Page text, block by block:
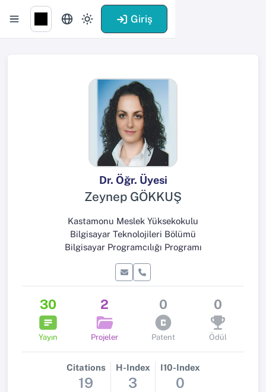
Giriş
Dr. Öğr. Üyesi
Zeynep GÖKKUŞ
Kastamonu Meslek Yüksekokulu
Bilgisayar Teknolojileri Bölümü
Bilgisayar Programcılığı Programı
30
Yayın
2
Projeler
0
Patent
0
Ödül
Citations
19
H-Index
3
I10-Index
0